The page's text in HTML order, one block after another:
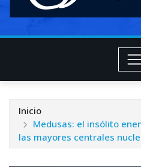
Inicio
Medusas: el insólito
las mayores centrales